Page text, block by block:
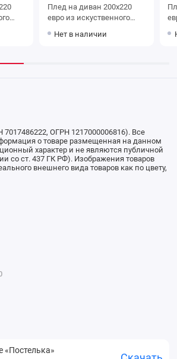
Плед на диван 200х220
евро из искуственного
Нет в наличии
Плед на
ОГРН 1217000006816). Все
о товаре размещенная на данном
характер и не являются публичной
со ст. 437 ГК РФ). Изображения товаров
внешнего вида товаров как по цвету,
«Постелька»